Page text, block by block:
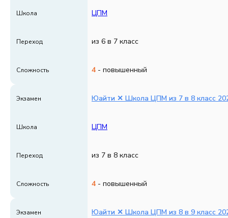
Школа ЦПМ
Переход из 6 в 7 класс
Сложность 4 - повышенный
Экзамен Юайти ✕ Школа ЦПМ из 7 в 8 класс
Школа ЦПМ
Переход из 7 в 8 класс
Сложность 4 - повышенный
Экзамен Юайти ✕ Школа ЦПМ из 8 в 9 класс